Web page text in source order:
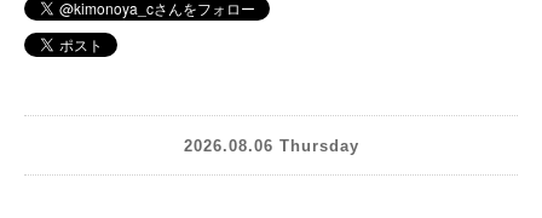
2026.08.06 Thursday